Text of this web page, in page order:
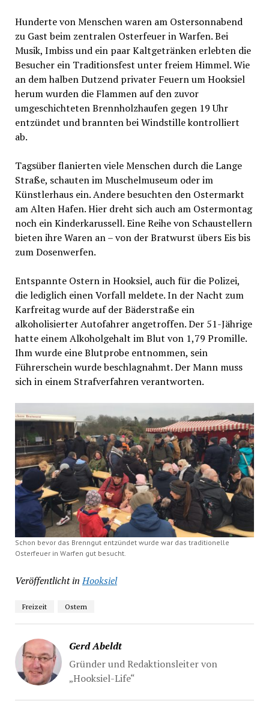
Hunderte von Menschen waren am Ostersonnabend
zu Gast beim zentralen Osterfeuer in Warfen. Bei
Musik, Imbiss und ein paar Kaltgetränken erlebten die
Besucher ein Traditionsfest unter freiem Himmel. Wie
an dem halben Dutzend privater Feuern um Hooksiel
herum wurden die Flammen auf den zuvor
umgeschichteten Brennholzhaufen gegen 19 Uhr
entzündet und brannten bei Windstille kontrolliert
ab.
Tagsüber flanierten viele Menschen durch die Lange
Straße, schauten im Muschelmuseum oder im
Künstlerhaus ein. Andere besuchten den Ostermarkt
am Alten Hafen. Hier dreht sich auch am Ostermontag
noch ein Kinderkarussell. Eine Reihe von Schaustellern
bieten ihre Waren an – von der Bratwurst übers Eis bis
zum Dosenwerfen.
Entspannte Ostern in Hooksiel, auch für die Polizei,
die lediglich einen Vorfall meldete. In der Nacht zum
Karfreitag wurde auf der Bäderstraße ein
alkoholisierter Autofahrer angetroffen. Der 51-Jährige
hatte einem Alkoholgehalt im Blut von 1,79 Promille.
Ihm wurde eine Blutprobe entnommen, sein
Führerschein wurde beschlagnahmt. Der Mann muss
sich in einem Strafverfahren verantworten.
Schon bevor das Brenngut entzündet wurde war das traditionelle
Osterfeuer in Warfen gut besucht.
Veröffentlicht in Hooksiel
Freizeit Ostern
Gerd Abeldt
Gründer und Redaktionsleiter von
„Hooksiel-Life“